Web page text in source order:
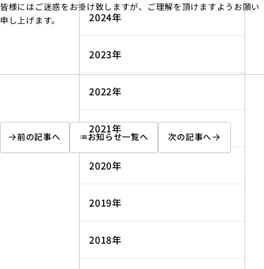
皆様にはご迷惑をお掛け致しますが、ご理解を頂けますようお願い
申し上げます。
前の記事へ listお知らせ一覧へ 次の記事へ
2024年
2023年
2022年
2021年
2020年
2019年
2018年